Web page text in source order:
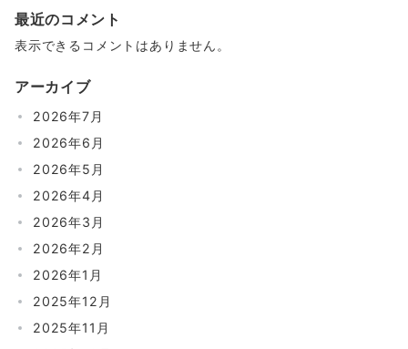
最近のコメント
表示できるコメントはありません。
アーカイブ
2026年7月
2026年6月
2026年5月
2026年4月
2026年3月
2026年2月
2026年1月
2025年12月
2025年11月